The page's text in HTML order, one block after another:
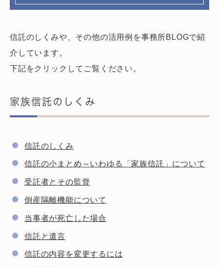
信託のしくみや、その他の活用例を事務所BLOGで紹
介しています。
下記をクリックしてご覧ください。
家族信託のしくみ
信託のしくみ
信託の小まとめ～いわゆる「家族信託」について
受託者とその監督
倒産隔離機能について
当事者が死亡した場合
信託と遺言
信託の内容を変更するには